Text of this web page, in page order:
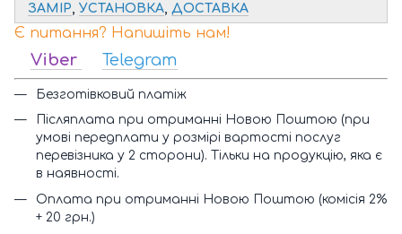
ЗАМІР УСТАНОВКА ДОСТАВКА
Є питання? Напишіть нам!
Viber Telegram
Безготівковий платіж
Післяплата при отриманні Новою Поштою (при
умові передплати у розмірі вартості послуг
перевізника у 2 сторони). Тільки на продукцію, яка є
в наявності.
Оплата при отриманні Новою Поштою (комісія 2%
+ 20 грн.)